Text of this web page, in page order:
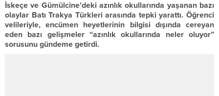
İskeçe ve Gümülcine’deki azınlık okullarında yaşanan bazı
olaylar Batı Trakya Türkleri arasında tepki yarattı. Öğrenci
velileriyle, encümen heyetlerinin bilgisi dışında cereyan
eden bazı gelişmeler “azınlık okullarında neler oluyor”
sorusunu gündeme getirdi.